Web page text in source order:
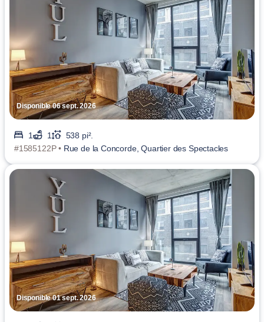
Disponible 06 sept. 2026
1 1
538 pi².
#1585122P • Rue de la Concorde, Quartier des Spectacles
Disponible 01 sept. 2026